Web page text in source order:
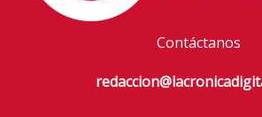
Contáctanos